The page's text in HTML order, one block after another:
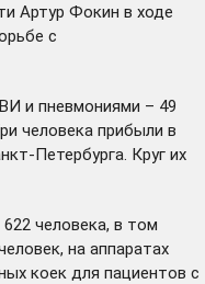
Артур Фокин в ходе
с
и пневмониями – 49
человека прибыли в
Петербурга. Круг их
человека, в том
на аппаратах
коек для пациентов с